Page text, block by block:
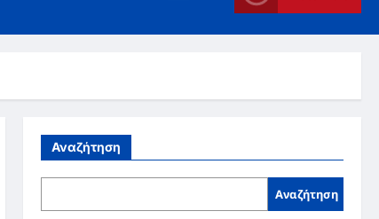
Αναζήτηση
Αναζήτηση